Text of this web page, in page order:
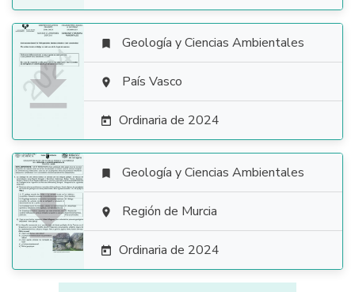

 Geología y Ciencias Ambientales
 País Vasco
 Ordinaria de 2024

 Geología y Ciencias Ambientales
 Región de Murcia
 Ordinaria de 2024